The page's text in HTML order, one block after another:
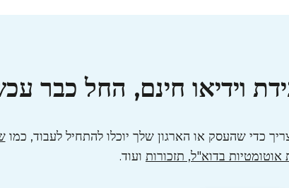
וידיאו חינם, החל כבר
אוטומטיות בדוא"ל, תזכורות ועוד.